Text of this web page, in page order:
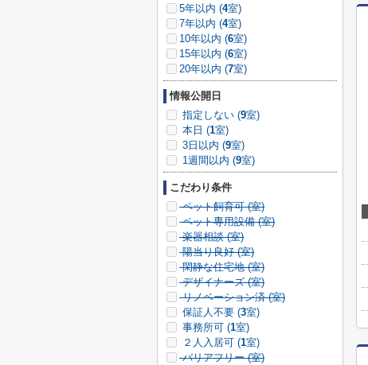
5年以内 (4室)
7年以内 (4室)
10年以内 (6室)
15年以内 (6室)
20年以内 (7室)
情報公開日
指定しない (9室)
本日 (1室)
3日以内 (9室)
1週間以内 (9室)
こだわり条件
ペット飼育可 (室)
ペット専用設備 (室)
楽器相談 (室)
陽当り良好 (室)
閑静な住宅地 (室)
デザイナーズ (室)
リノベーション済 (室)
保証人不要 (3室)
事務所可 (1室)
２人入居可 (1室)
バリアフリー (室)